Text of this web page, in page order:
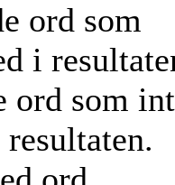
ord som
i
ord som